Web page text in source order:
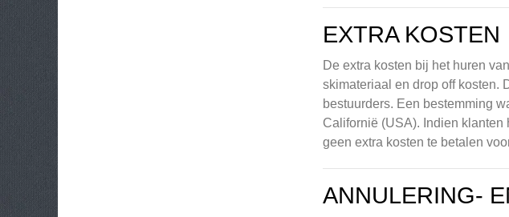
EXTRA KOSTEN
De extra kosten bij het huren
skimateriaal en drop off kosten.
bestuurders. Een bestemming
Californië (USA). Indien klanten
geen extra kosten te betalen
ANNULERING-